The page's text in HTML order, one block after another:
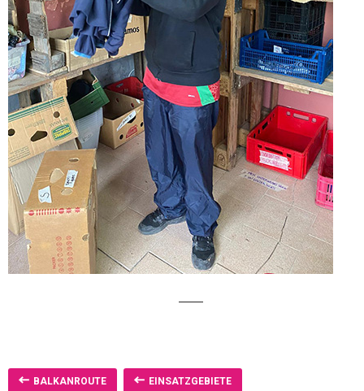
BALKANROUTE EINSATZGEBIETE